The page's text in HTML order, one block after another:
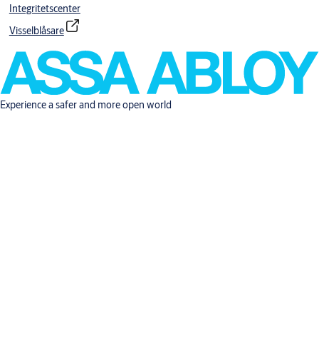
Integritetscenter
Visselblåsare
Experience a safer and more open world